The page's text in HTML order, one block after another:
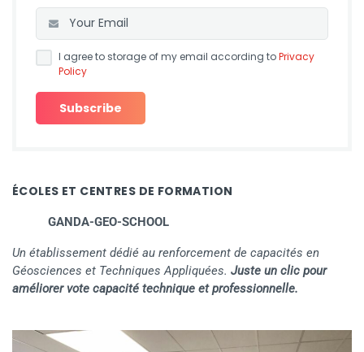
I agree to storage of my email according toPrivacy
Policy
ÉCOLES ET CENTRES DE FORMATION
GANDA-GEO-SCHOOL
Un établissement dédié au renforcement de capacités en
Géosciences et Techniques Appliquées. Juste un clic pour
améliorer vote capacité technique et professionnelle.